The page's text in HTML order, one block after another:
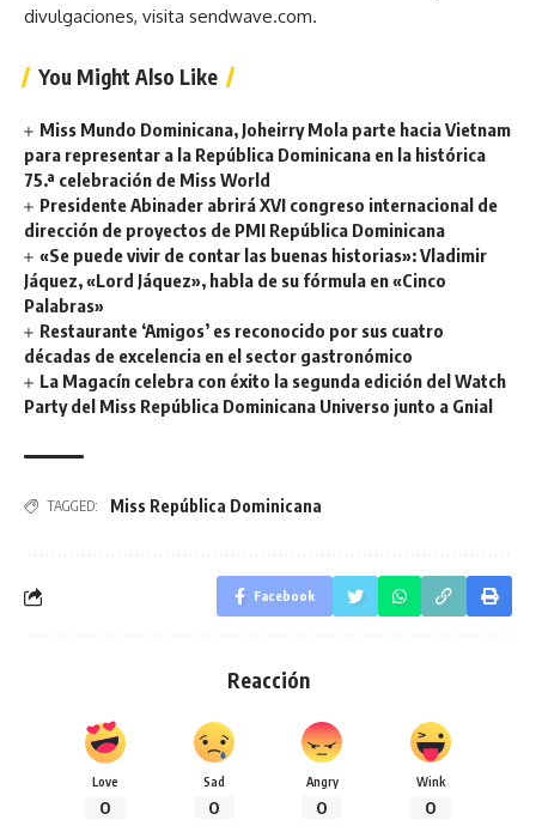
divulgaciones, visita sendwave.com.
You Might Also Like
Miss Mundo Dominicana, Joheirry Mola parte hacia Vietnam
para representar a la República Dominicana en la histórica
75.ª celebración de Miss World
Presidente Abinader abrirá XVI congreso internacional de
dirección de proyectos de PMI República Dominicana
«Se puede vivir de contar las buenas historias»: Vladimir
Jáquez, «Lord Jáquez», habla de su fórmula en «Cinco
Palabras»
Restaurante ‘Amigos’ es reconocido por sus cuatro
décadas de excelencia en el sector gastronómico
La Magacín celebra con éxito la segunda edición del Watch
Party del Miss República Dominicana Universo junto a Gnial
TAGGED: Miss República Dominicana
Facebook
Reacción
Love
0
Sad
0
Angry
0
Wink
0